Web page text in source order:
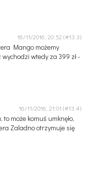
16/11/2016, 20:52
Mango możemy
wtedy za 399 zł -
16/11/2016, 21:01
może komuś umknęło,
Zaladno otrzymuje się